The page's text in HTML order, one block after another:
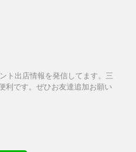
ト出店情報を発信してます。三
利です。ぜひお友達追加お願い